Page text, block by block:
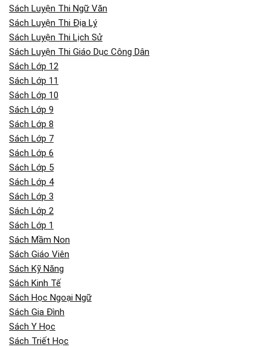
Sách Luyện Thi Ngữ Văn
Sách Luyện Thi Địa Lý
Sách Luyện Thi Lịch Sử
Sách Luyện Thi Giáo Dục Công Dân
Sách Lớp 12
Sách Lớp 11
Sách Lớp 10
Sách Lớp 9
Sách Lớp 8
Sách Lớp 7
Sách Lớp 6
Sách Lớp 5
Sách Lớp 4
Sách Lớp 3
Sách Lớp 2
Sách Lớp 1
Sách Mầm Non
Sách Giáo Viên
Sách Kỹ Năng
Sách Kinh Tế
Sách Học Ngoại Ngữ
Sách Gia Đình
Sách Y Học
Sách Triết Học